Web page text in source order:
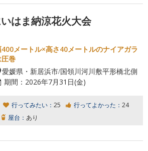
はま納涼花火大会
メートル×高さ40メートルのナイアガラ
圧巻
愛媛県・新居浜市/国領川河川敷平形橋北側
期間： 2026年7月31日(金)
行ってみたい： 25 行ってよかった： 24
屋台： あり